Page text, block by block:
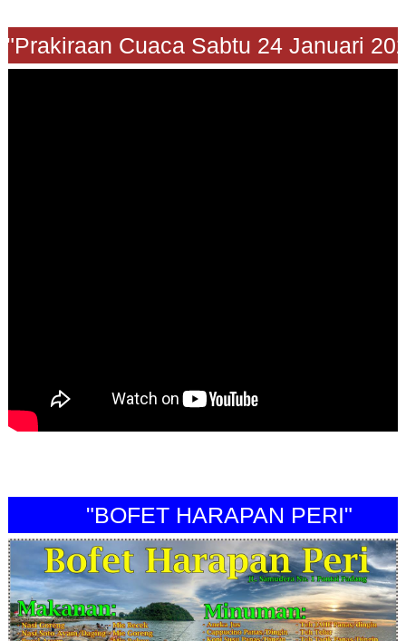
Cuaca Sabtu 24 Januari
"BOFET HARAPAN PERI"